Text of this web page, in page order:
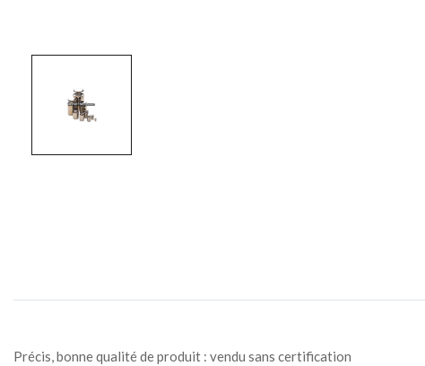
Précis, bonne qualité de produit : vendu sans certification